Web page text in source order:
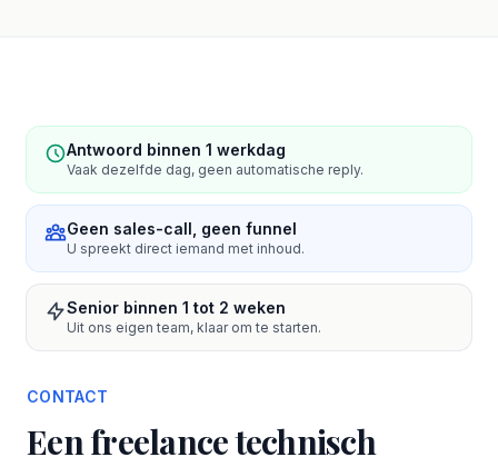
Antwoord binnen 1 werkdag
Vaak dezelfde dag, geen automatische reply.
Geen sales-call, geen funnel
U spreekt direct iemand met inhoud.
Senior binnen 1 tot 2 weken
Uit ons eigen team, klaar om te starten.
CONTACT
Een freelance technisch